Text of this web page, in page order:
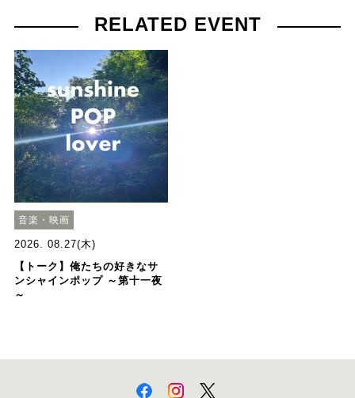
RELATED EVENT
音楽・映画
2026. 08.27(木)
【トーク】俺たちの好きなサ
ンシャインポップ ～第十一夜
～